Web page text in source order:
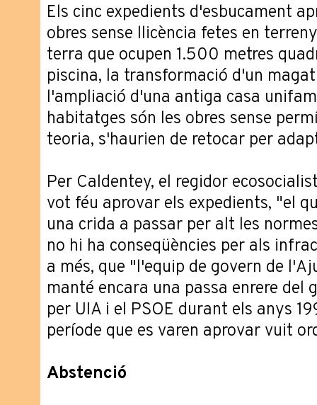
Els cinc expedients d'esbucament
obres sense llicència fetes en
terra que ocupen 1.500 metres
piscina, la transformació d'un
l'ampliació d'una antiga casa
habitatges són les obres sense
teoria, s'haurien de retocar per
Per Caldentey, el regidor
vot féu aprovar els expedients, "el
una crida a passar per alt les
no hi ha conseqüències per als
a més, que "l'equip de govern de
manté encara una passa enrere del
per UIA i el PSOE durant els anys
període que es varen aprovar vuit
Abstenció